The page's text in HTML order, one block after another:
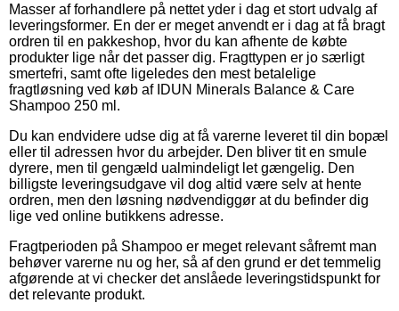
Masser af forhandlere på nettet yder i dag et stort udvalg af
leveringsformer. En der er meget anvendt er i dag at få bragt
ordren til en pakkeshop, hvor du kan afhente de købte
produkter lige når det passer dig. Fragttypen er jo særligt
smertefri, samt ofte ligeledes den mest betalelige
fragtløsning ved køb af IDUN Minerals Balance & Care
Shampoo 250 ml.
Du kan endvidere udse dig at få varerne leveret til din bopæl
eller til adressen hvor du arbejder. Den bliver tit en smule
dyrere, men til gengæld ualmindeligt let gængelig. Den
billigste leveringsudgave vil dog altid være selv at hente
ordren, men den løsning nødvendiggør at du befinder dig
lige ved online butikkens adresse.
Fragtperioden på Shampoo er meget relevant såfremt man
behøver varerne nu og her, så af den grund er det temmelig
afgørende at vi checker det anslåede leveringstidspunkt for
det relevante produkt.